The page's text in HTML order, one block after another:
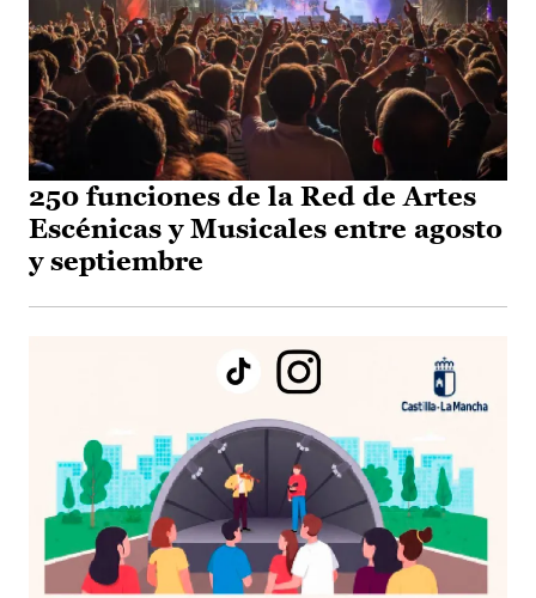
250 funciones de la Red de Artes
Escénicas y Musicales entre agosto
y septiembre